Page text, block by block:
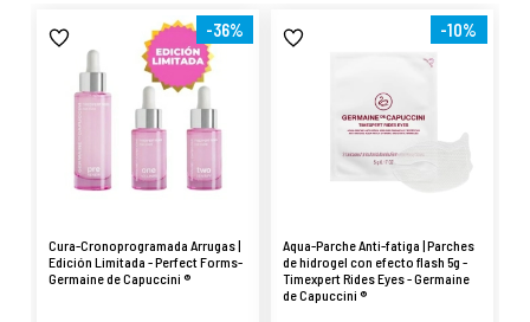
-36%
Cura-Cronoprogramada Arrugas |
Edición Limitada - Perfect Forms-
Germaine de Capuccini ®
-10%
Aqua-Parche Anti-fatiga | Parches
de hidrogel con efecto flash 5g -
Timexpert Rides Eyes - Germaine
de Capuccini ®